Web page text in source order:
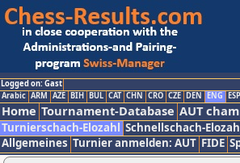
Logged on: Gast
Arabic ARM AZE BIH BUL CAT CHN CRO CZE DEN ENG ESP
Home Tournament-Database AUT
Turnierschach-Elozahl Schnellschach-
Allgemeines Turnier anmelden: AUT FIDE